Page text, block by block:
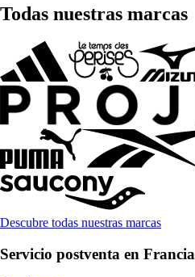
Todas nuestras marcas
Descubre todas nuestras marcas
Servicio postventa en Francia